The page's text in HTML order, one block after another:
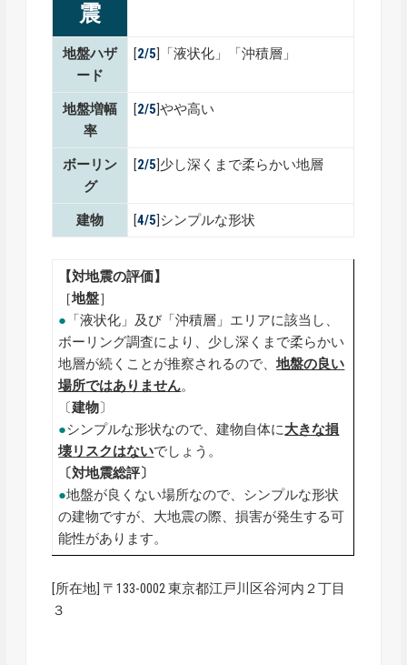
震
地盤ハザ
ード
[2/5]「液状化」「沖積層」
地盤増幅
率
[2/5]やや高い
ボーリン
グ
[2/5]少し深くまで柔らかい地層
建物 [4/5]シンプルな形状
【対地震の評価】
［地盤］
● 「液状化」及び「沖積層」エリアに該当し、
ボーリング調査により、少し深くまで柔らかい
地層が続くことが推察されるので、地盤の良い
場所ではありません。
〔建物〕
●シンプルな形状なので、建物自体に大きな損
壊リスクはないでしょう。
〔対地震総評〕
●地盤が良くない場所なので、シンプルな形状
の建物ですが、大地震の際、損害が発生する可
能性があります。
[所在地] 〒133-0002 東京都江戸川区谷河内２丁目
３